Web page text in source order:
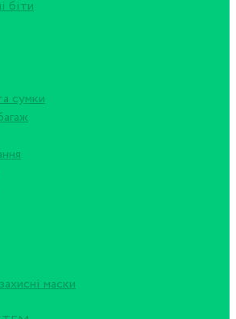
біти
сумки
маски